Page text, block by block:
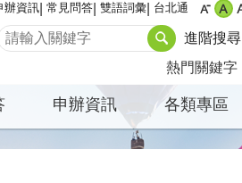
辦資訊 常見問答 雙語詞彙 台北通
進階搜尋
熱門關鍵字
申辦資訊 各類專區